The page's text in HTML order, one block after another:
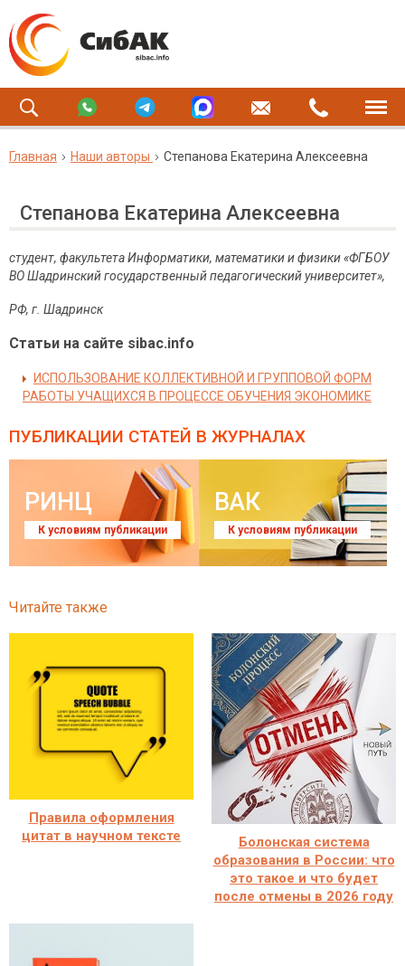
Главная Наши авторы Степанова Екатерина Алексеевна
Степанова Екатерина Алексеевна
студент, факультета Информатики, математики и физики «ФГБОУ
ВО Шадринский государственный педагогический университет»,
РФ, г Шадринск
Статьи на сайте sibac.info
ИСПОЛЬЗОВАНИЕ КОЛЛЕКТИВНОЙ И ГРУППОВОЙ ФОРМ
РАБОТЫ УЧАЩИХСЯ В ПРОЦЕССЕ ОБУЧЕНИЯ ЭКОНОМИКЕ
ПУБЛИКАЦИИ СТАТЕЙ В ЖУРНАЛАХ
РИНЦ
К условиям публикации
ВАК
К условиям публикации
Читайте также
Правила оформления
цитат в научном тексте
Болонская система
образования в России: что
это такое и что будет
после отмены в 2026 году